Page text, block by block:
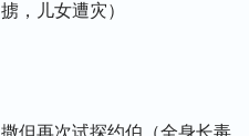
掳，儿女遭灾）
撒但再次试探约伯（全身长毒